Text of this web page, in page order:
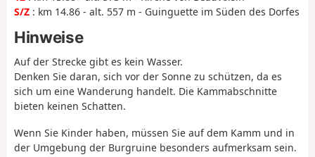
S/Z : km 14.86 - alt. 557 m - Guinguette im Süden des Dorfes
Hinweise
Auf der Strecke gibt es kein Wasser.
Denken Sie daran, sich vor der Sonne zu schützen, da es
sich um eine Wanderung handelt. Die Kammabschnitte
bieten keinen Schatten.
Wenn Sie Kinder haben, müssen Sie auf dem Kamm und in
der Umgebung der Burgruine besonders aufmerksam sein.